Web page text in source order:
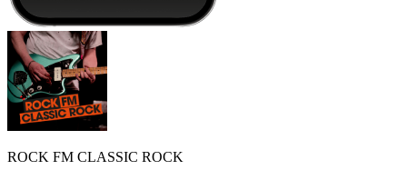
ROCK FM CLASSIC ROCK